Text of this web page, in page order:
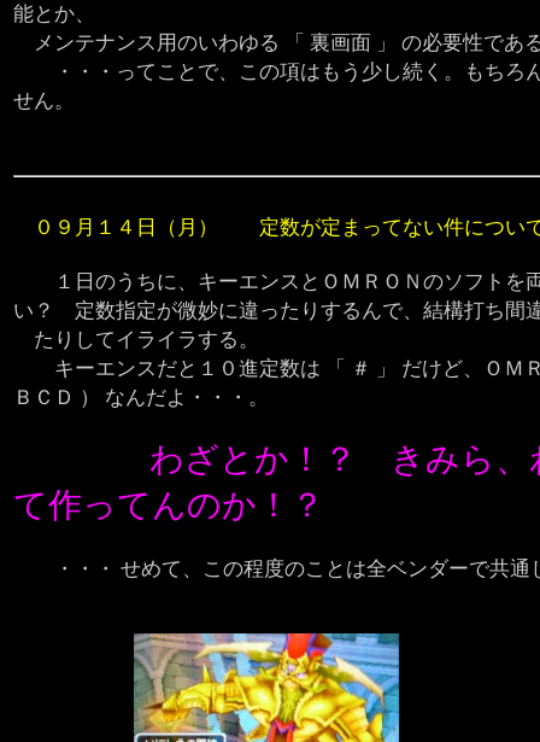
能とか、
メンテナンス用のいわゆる 「 裏画面 」 の必要性であ
・・・ってことで、この項はもう少し続く。もちろ
せん。
０９月１４日（月） 定数が定まってない件につい
１日のうちに、キーエンスとＯＭＲＯＮのソフトを
い？ 定数指定が微妙に違ったりするんで、結構打ち間
たりしてイライラする。
キーエンスだと１０進定数は 「 ＃ 」 だけど、ＯＭ
ＢＣＤ ） なんだよ・・・。
わざとか！？ きみら、
て作ってんのか！？
・・・ せめて、この程度のことは全ベンダーで共通